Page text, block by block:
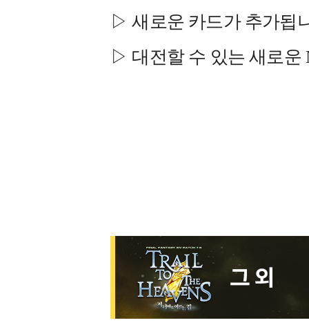
▷ 새로운 카드가 추가됩
▷ 대전할 수 있는 새로운